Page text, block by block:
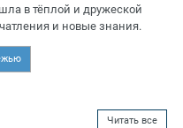
в тёплой и дружеской
и новые знания.
Читать все